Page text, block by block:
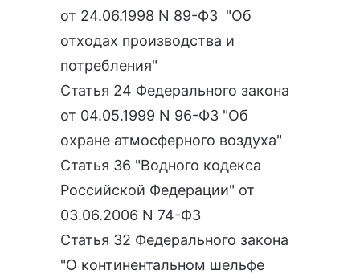
от 24.06.1998 N 89-ФЗ "Об
отходах производства и
потребления"
Статья 24 Федерального закона
от 04.05.1999 N 96-ФЗ "Об
охране атмосферного воздуха"
Статья 36 "Водного кодекса
Российской Федерации" от
03.06.2006 N 74-ФЗ
Статья 32 Федерального закона
"О континентальном шельфе